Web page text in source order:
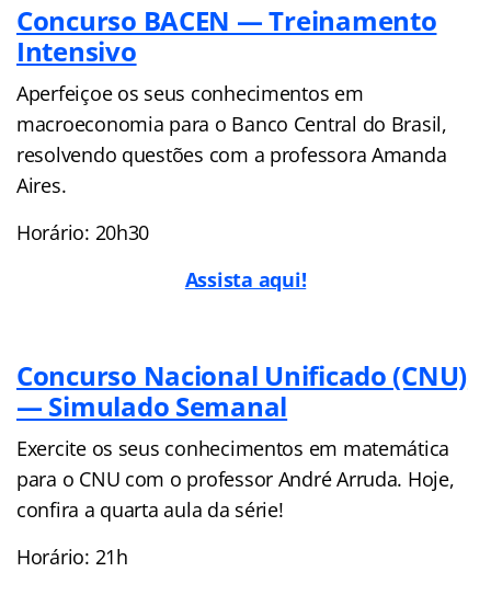
Concurso BACEN — Treinamento
Intensivo
Aperfeiçoe os seus conhecimentos em
macroeconomia para o Banco Central do Brasil,
resolvendo questões com a professora Amanda
Aires.
Horário: 20h30
Assista aqui!
Concurso Nacional Unificado (CNU)
— Simulado Semanal
Exercite os seus conhecimentos em matemática
para o CNU com o professor André Arruda. Hoje,
confira a quarta aula da série!
Horário: 21h